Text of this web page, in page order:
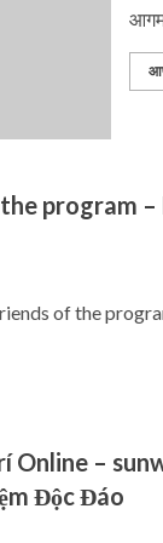
program –
of the
Online –
Độc Đáo
संत दासगणू